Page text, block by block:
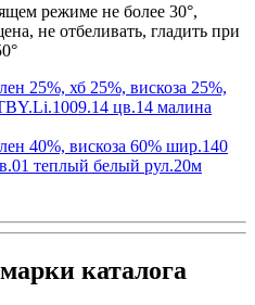
режиме не более 30°,
не отбеливать, гладить при
25%, хб 25%, вискоза 25%,
цв.14 малина
40%, вискоза 60% шир.140
теплый белый рул.20м
каталога